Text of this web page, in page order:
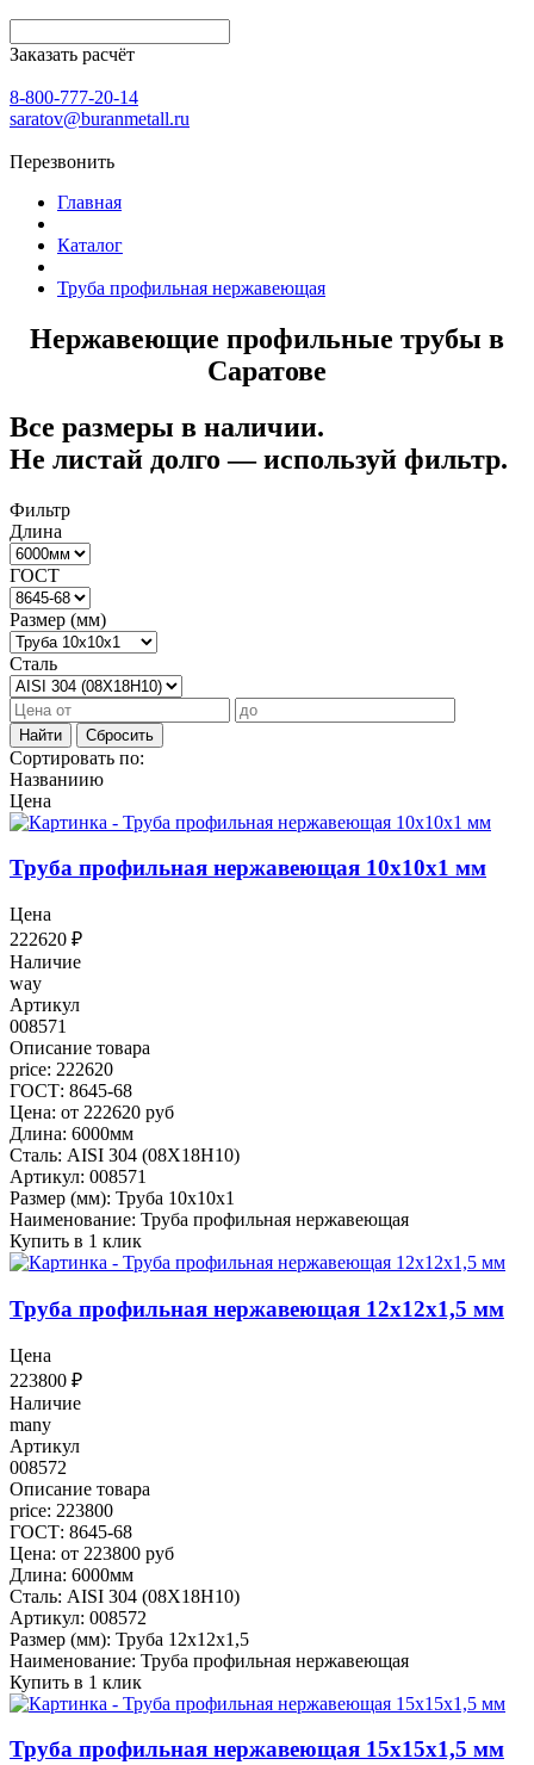
Заказать расчёт
8-800-777-20-14
saratov@buranmetall.ru
Перезвонить
Главная
Каталог
Труба профильная нержавеющая
Нержавеющие профильные трубы в
Саратове
Все размеры в наличии.
Не листай долго — используй фильтр.
Фильтр
Длина
ГОСТ
Размер (мм)
Сталь
Найти Сбросить
Сортировать по:
Названиию
Цена
Труба профильная нержавеющая 10х10х1 мм
Цена
222620 ₽
Наличие
way
Артикул
008571
Описание товара
price: 222620
ГОСТ: 8645-68
Цена: от 222620 руб
Длина: 6000мм
Сталь: AISI 304 (08Х18Н10)
Артикул: 008571
Размер (мм): Труба 10х10х1
Наименование: Труба профильная нержавеющая
Купить в 1 клик
Труба профильная нержавеющая 12х12х1,5 мм
Цена
223800 ₽
Наличие
many
Артикул
008572
Описание товара
price: 223800
ГОСТ: 8645-68
Цена: от 223800 руб
Длина: 6000мм
Сталь: AISI 304 (08Х18Н10)
Артикул: 008572
Размер (мм): Труба 12х12х1,5
Наименование: Труба профильная нержавеющая
Купить в 1 клик
Труба профильная нержавеющая 15х15х1,5 мм